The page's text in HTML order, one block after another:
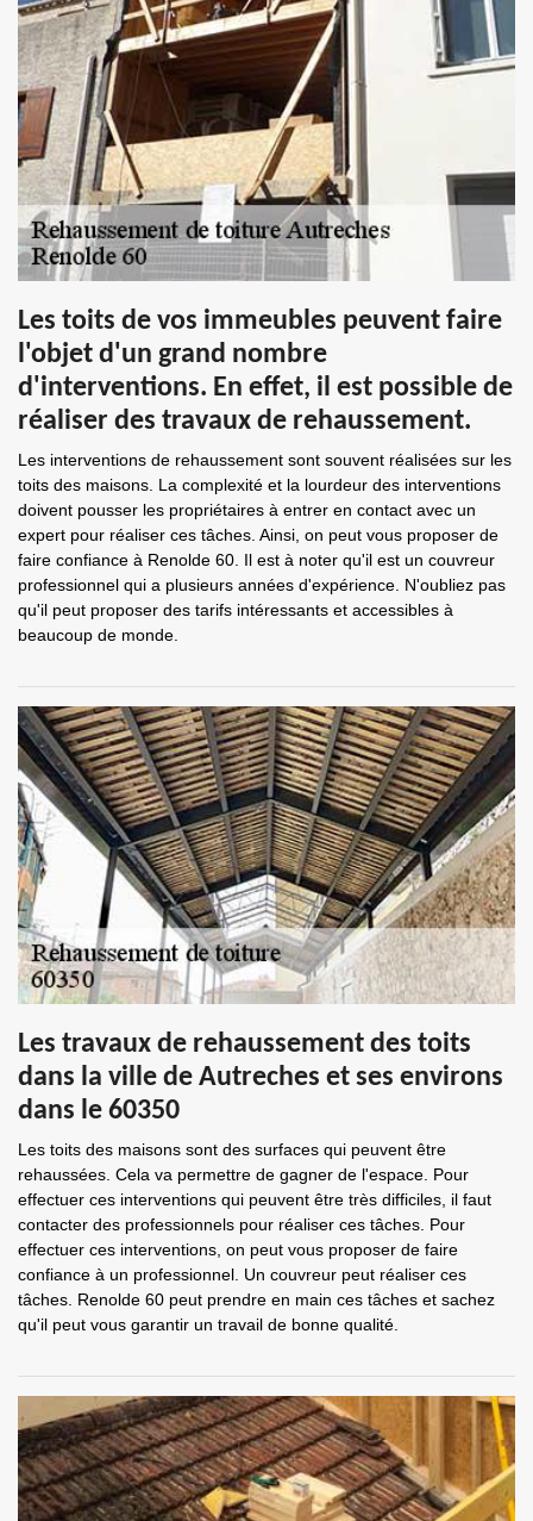
Les toits de vos immeubles peuvent faire
l'objet d'un grand nombre
d'interventions. En effet, il est possible de
réaliser des travaux de rehaussement.
Les interventions de rehaussement sont souvent réalisées sur les
toits des maisons. La complexité et la lourdeur des interventions
doivent pousser les propriétaires à entrer en contact avec un
expert pour réaliser ces tâches. Ainsi, on peut vous proposer de
faire confiance à Renolde 60. Il est à noter qu'il est un couvreur
professionnel qui a plusieurs années d'expérience. N'oubliez pas
qu'il peut proposer des tarifs intéressants et accessibles à
beaucoup de monde.
Les travaux de rehaussement des toits
dans la ville de Autreches et ses environs
dans le 60350
Les toits des maisons sont des surfaces qui peuvent être
rehaussées. Cela va permettre de gagner de l'espace. Pour
effectuer ces interventions qui peuvent être très difficiles, il faut
contacter des professionnels pour réaliser ces tâches. Pour
effectuer ces interventions, on peut vous proposer de faire
confiance à un professionnel. Un couvreur peut réaliser ces
tâches. Renolde 60 peut prendre en main ces tâches et sachez
qu'il peut vous garantir un travail de bonne qualité.